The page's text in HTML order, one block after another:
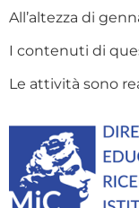
All’altezza di
I contenuti di
Le attività sono